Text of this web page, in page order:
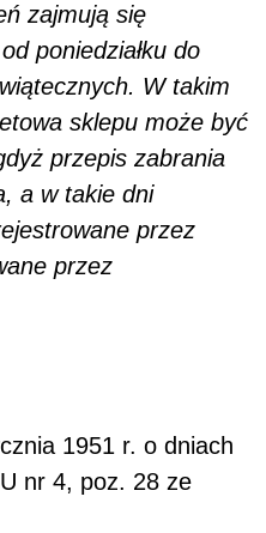
zajmują się
poniedziałku do
W takim
sklepu może być
przepis zabrania
a w takie dni
przez
przez
1951 r. o dniach
nr 4, poz. 28 ze